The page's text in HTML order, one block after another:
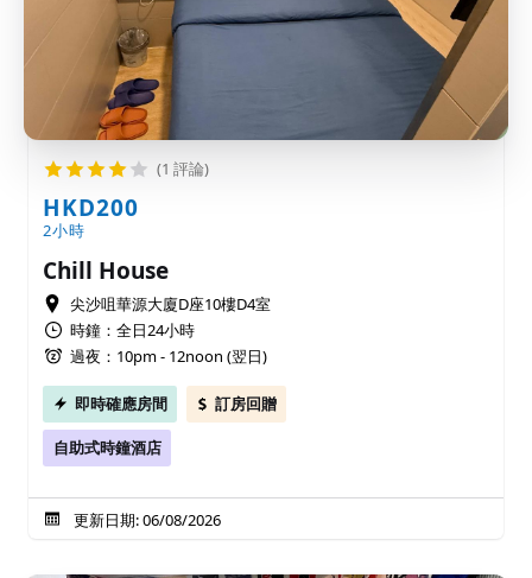
(1 評論)
HKD200
2小時
Chill House
尖沙咀華源大廈D座10樓D4室
時鐘：全日24小時
過夜：10pm - 12noon (翌日)
即時確應房間 訂房回贈
自助式時鐘酒店
更新日期: 06/08/2026